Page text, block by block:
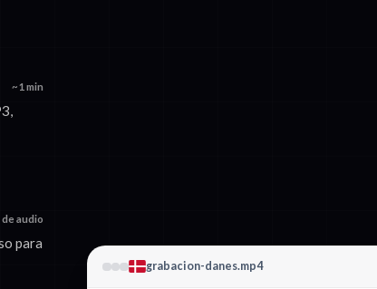
~1 min
audio
para
grabacion-danes.mp4